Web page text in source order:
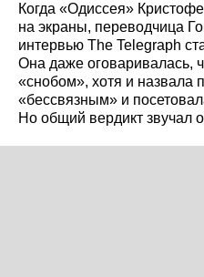
Когда «Одиссея»
на экраны, переводчица
интервью The Telegraph
Она даже оговаривалась,
«снобом», хотя и
«бессвязным» и
Но общий вердикт звучал